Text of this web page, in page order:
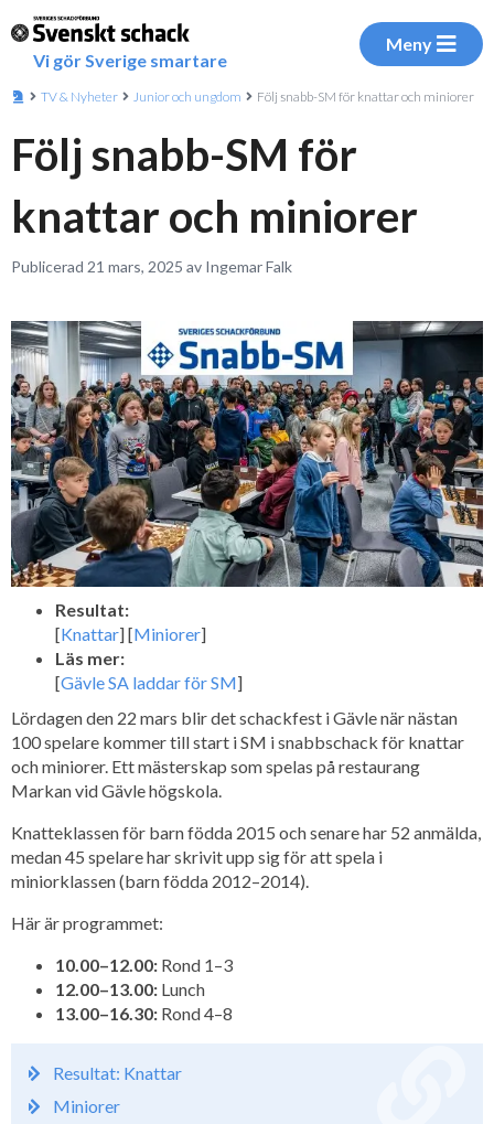
Vi gör Sverige smartare
Meny
TV & Nyheter Junior och ungdom Följ snabb-SM för knattar och miniorer
Följ snabb-SM för
knattar och miniorer
Publicerad 21 mars, 2025 av Ingemar Falk
Resultat:
[Knattar] [Miniorer]
Läs mer:
[Gävle SA laddar för SM]
Lördagen den 22 mars blir det schackfest i Gävle när nästan
100 spelare kommer till start i SM i snabbschack för knattar
och miniorer. Ett mästerskap som spelas på restaurang
Markan vid Gävle högskola.
Knatteklassen för barn födda 2015 och senare har 52 anmälda,
medan 45 spelare har skrivit upp sig för att spela i
miniorklassen (barn födda 2012–2014).
Här är programmet:
10.00–12.00: Rond 1–3
12.00–13.00: Lunch
13.00–16.30: Rond 4–8
Resultat: Knattar
Miniorer